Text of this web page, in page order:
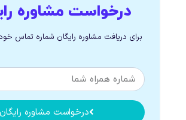
درخواست مشاوره
برای دریافت مشاوره رایگان شماره تماس خود
درخواست مشاوره رایگان